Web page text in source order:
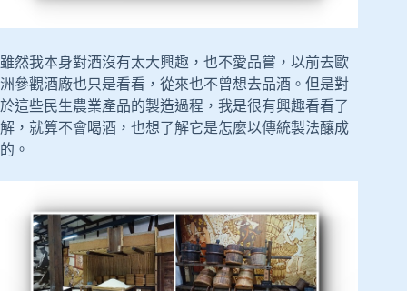
雖然我本身對酒沒有太大興趣，也不愛品嘗，以前去歐
洲參觀酒廠也只是看看，從來也不曾想去品酒。但是對
於這些民生農業產品的製造過程，我是很有興趣看看了
解，就算不會喝酒，也想了解它是怎麼以傳統製法釀成
的。